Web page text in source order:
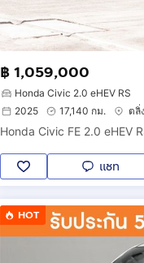
฿ 1,059,000
Honda Civic 2.0 eHEV RS
2025
17,140 กม. ตลิ่
Honda Civic FE 2.0 eHEV
แชท
HOT